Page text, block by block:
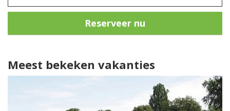
Reserveer nu
Meest bekeken vakanties